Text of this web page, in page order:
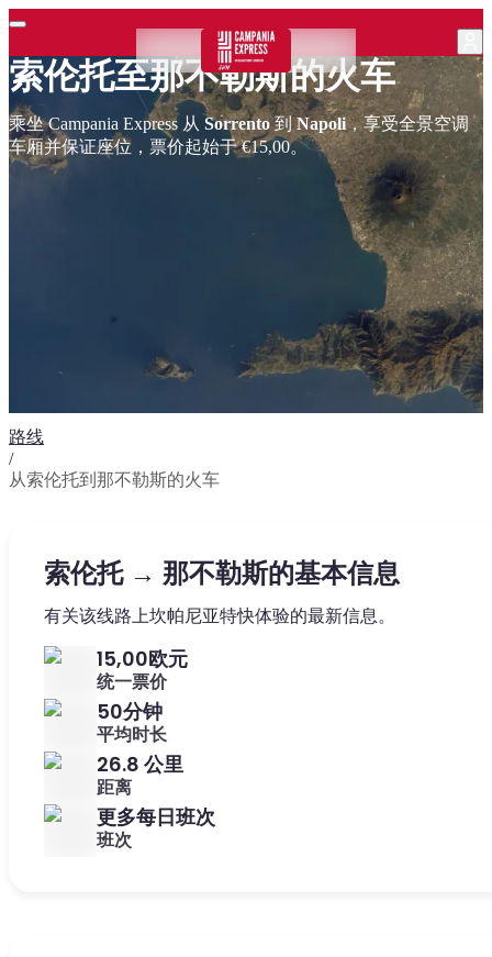
索伦托至那不勒斯的火车
乘坐 Campania Express 从 Sorrento到Napoli，享受全景空调
车厢并保证座位，票价起始于 €15,00。
路线
/
从索伦托到那不勒斯的火车
索伦托 → 那不勒斯的基本信息
有关该线路上坎帕尼亚特快体验的最新信息。
15,00欧元
统一票价
50分钟
平均时长
26.8 公里
距离
更多每日班次
班次